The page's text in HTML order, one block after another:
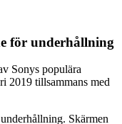
för underhållning
Sonys populära
2019 tillsammans med
Skärmen